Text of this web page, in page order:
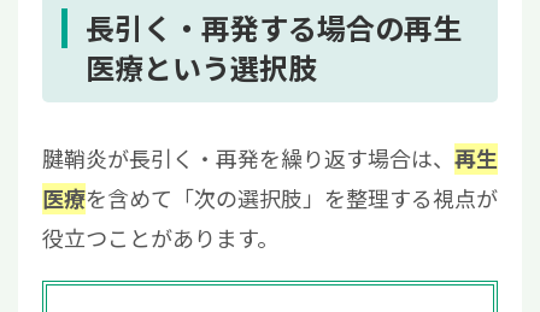
長引く・再発する場合の再生
医療という選択肢
腱鞘炎が長引く・再発を繰り返す場合は、 再生
医療を含めて「次の選択肢」を整理する視点が
役立つことがあります。